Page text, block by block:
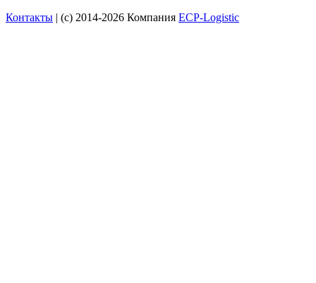
Контакты | (c) 2014-2026 Компания ECP-Logistic